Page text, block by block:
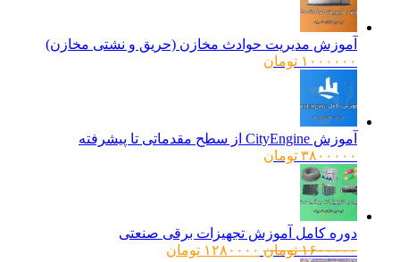
آموزش مدیریت حوادث مخازن (حریق و نشتی مخازن)
۱۰۰۰۰۰۰ تومان
آموزش CityEngine از سطح مقدماتی تا پیشرفته
۳۸۰۰۰۰۰ تومان
دوره کامل آموزش تجهیزات برقی صنعتی
۱۶۰۰۰۰۰ تومانقیمت
۱۲۸۰۰۰۰ تومانقیمت